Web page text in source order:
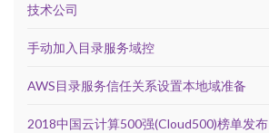
技术公司
手动加入目录服务域控
AWS目录服务信任关系设置本地域准备
2018中国云计算500强(Cloud500)榜单发布